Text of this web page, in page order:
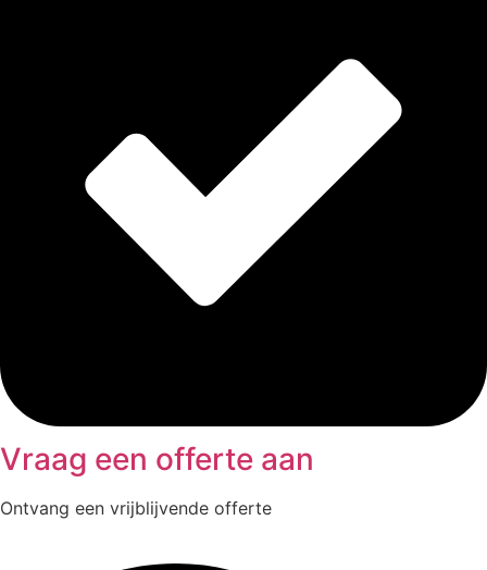
Vraag een offerte aan
Ontvang een vrijblijvende offerte